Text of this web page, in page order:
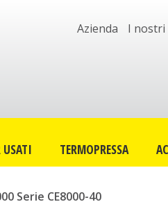
Azienda I nostri
USATI TERMOPRESSA
Serie CE8000-40